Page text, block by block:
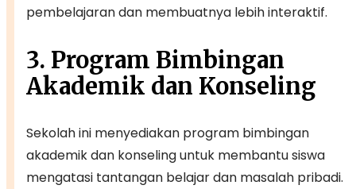
pembelajaran dan membuatnya lebih interaktif.
3. Program Bimbingan
Akademik dan Konseling
Sekolah ini menyediakan program bimbingan
akademik dan konseling untuk membantu siswa
mengatasi tantangan belajar dan masalah pribadi.